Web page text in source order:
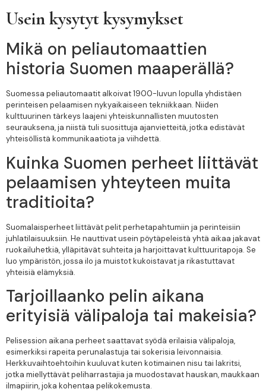
Usein kysytyt kysymykset
Mikä on peliautomaattien
historia Suomen maaperällä?
Suomessa peliautomaatit alkoivat 1900-luvun lopulla yhdistäen
perinteisen pelaamisen nykyaikaiseen tekniikkaan. Niiden
kulttuurinen tärkeys laajeni yhteiskunnallisten muutosten
seurauksena, ja niistä tuli suosittuja ajanvietteitä, jotka edistävät
yhteisöllistä kommunikaatiota ja viihdettä.
Kuinka Suomen perheet liittävät
pelaamisen yhteyteen muita
traditioita?
Suomalaisperheet liittävät pelit perhetapahtumiin ja perinteisiin
juhlatilaisuuksiin. He nauttivat usein pöytäpeleistä yhtä aikaa jakavat
ruokailuhetkiä, ylläpitävät suhteita ja harjoittavat kulttuuritapoja. Se
luo ympäristön, jossa ilo ja muistot kukoistavat ja rikastuttavat
yhteisiä elämyksiä.
Tarjoillaanko pelin aikana
erityisiä välipaloja tai makeisia?
Pelisession aikana perheet saattavat syödä erilaisia välipaloja,
esimerkiksi rapeita perunalastuja tai sokerisia leivonnaisia.
Herkkuvaihtoehtoihin kuuluvat kuten kotimainen nisu tai lakritsi,
jotka miellyttävät peliharrastajia ja muodostavat hauskan, maukkaan
ilmapiirin, joka kohentaa pelikokemusta.